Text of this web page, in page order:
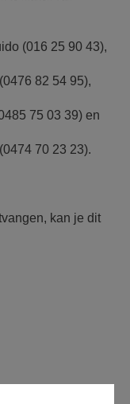
(016 25 90 43),
82 54 95),
75 03 39) en
70 23 23).
kan je dit